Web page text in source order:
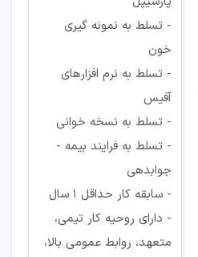
- تسلط به نمونه گیری
خون
- تسلط به نرم افزارهای
آفیس
- تسلط به نسخه خوانی
- تسلط به فرایند بیمه -
جوابدهی
- سابقه کار حداقل 1 سال
- دارای روحیه کار تیمی،
متعهد، روابط عمومی بالا،